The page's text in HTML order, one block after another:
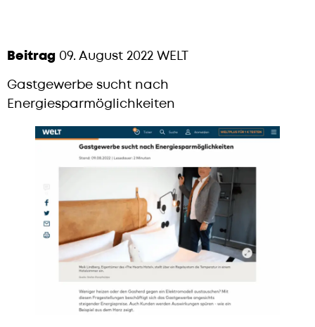
Beitrag 09. August 2022 WELT
Gastgewerbe sucht nach
Energiesparmöglichkeiten